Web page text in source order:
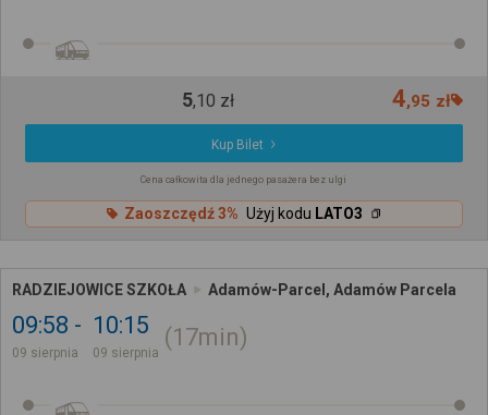
5,10 zł 4,95 zł
Kup Bilet
Cena całkowita dla jednego pasażera bez ulgi
Zaoszczędź 3% Użyj kodu LATO3
RADZIEJOWICE SZKOŁA Adamów-Parcel, Adamów Parcela
09:58
09 sierpnia
10:15
09 sierpnia
17min